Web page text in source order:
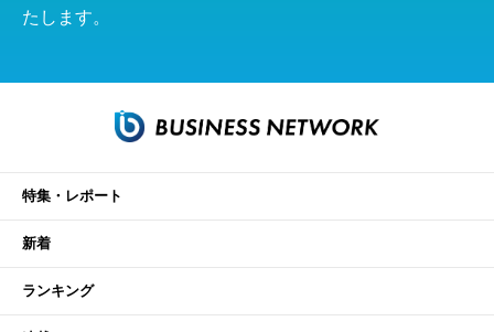
たします。
特集・レポート
新着
ランキング